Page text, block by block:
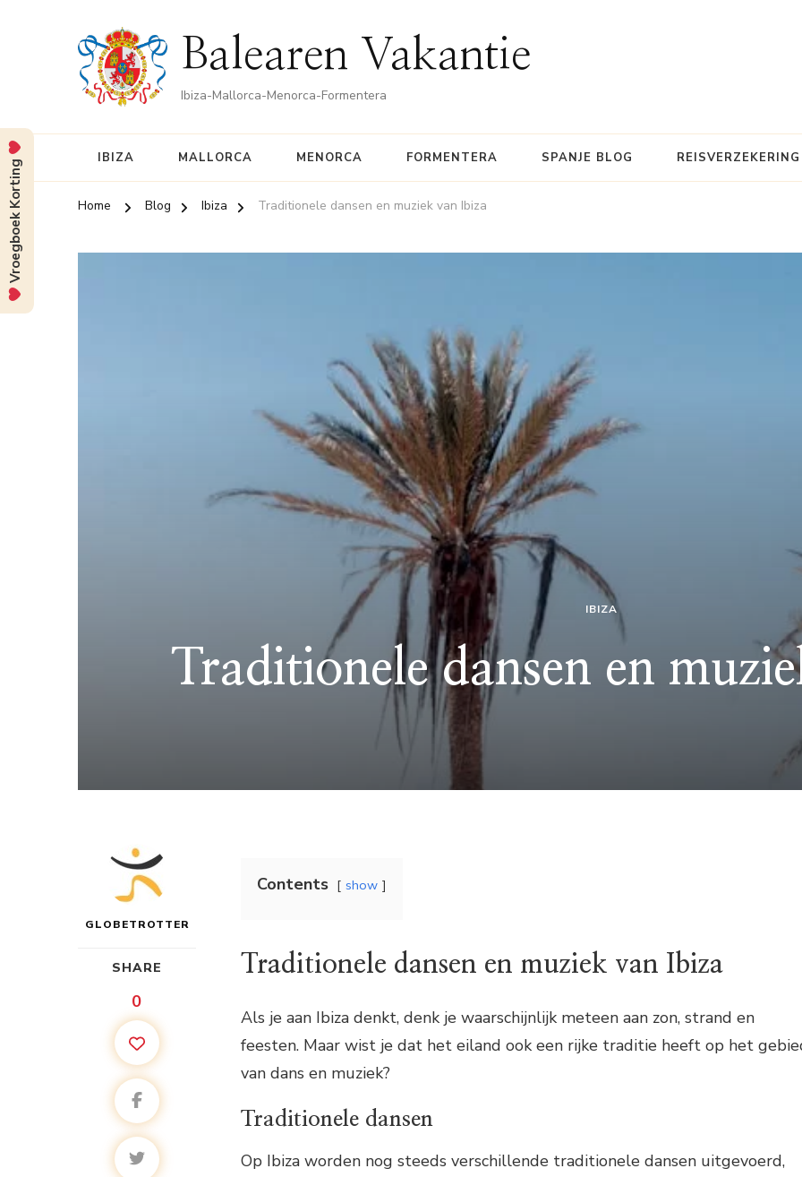
Balearen Vakantie
Ibiza-Mallorca-Menorca-Formentera
IBIZA MALLORCA MENORCA FORMENTERA SPANJE BLOG REISVERZEKERING
Home Blog Ibiza Traditionele dansen en muziek van Ibiza
IBIZA
Traditionele dansen en
GLOBETROTTER
SHARE
0
Contents show
Traditionele dansen en muziek van Ibiza
Als je aan Ibiza denkt, denk je waarschijnlijk meteen aan zon, strand en
feesten. Maar wist je dat het eiland ook een rijke traditie heeft op het
van dans en muziek?
Traditionele dansen
Op Ibiza worden nog steeds verschillende traditionele dansen uitgevoerd,
Vroegboek Korting